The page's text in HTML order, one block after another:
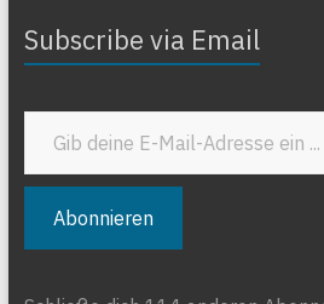
Subscribe via Email
Gib deine E-Mail-Adresse ein ...
Abonnieren